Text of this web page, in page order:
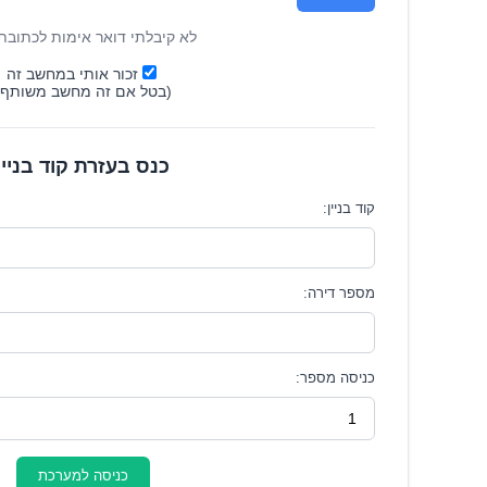
לא קיבלתי דואר אימות
זכור אותי במחשב זה
(בטל אם זה מחשב
כנס בעזרת קוד
קוד בניין:
מספר דירה:
כניסה מספר:
כניסה למערכת